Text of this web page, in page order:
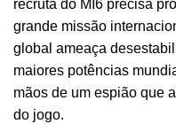
recruta do MI6 precisa
grande missão
global ameaça
maiores potências
mãos de um espião que
do jogo.